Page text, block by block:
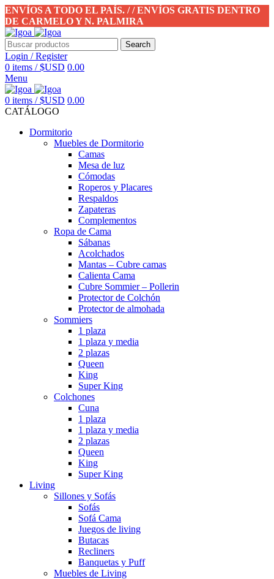
ENVÍOS A TODO EL PAÍS. / / ENVÍOS GRATIS DENTRO
DE CARMELO Y N. PALMIRA
Search
Login / Register
0 items / $USD 0.00
Menu
0 items / $USD 0.00
CATÁLOGO
Dormitorio
Muebles de Dormitorio
Camas
Mesa de luz
Cómodas
Roperos y Placares
Respaldos
Zapateras
Complementos
Ropa de Cama
Sábanas
Acolchados
Mantas – Cubre camas
Calienta Cama
Cubre Sommier – Pollerin
Protector de Colchón
Protector de almohada
Sommiers
1 plaza
1 plaza y media
2 plazas
Queen
King
Super King
Colchones
Cuna
1 plaza
1 plaza y media
2 plazas
Queen
King
Super King
Living
Sillones y Sofás
Sofás
Sofá Cama
Juegos de living
Butacas
Recliners
Banquetas y Puff
Muebles de Living